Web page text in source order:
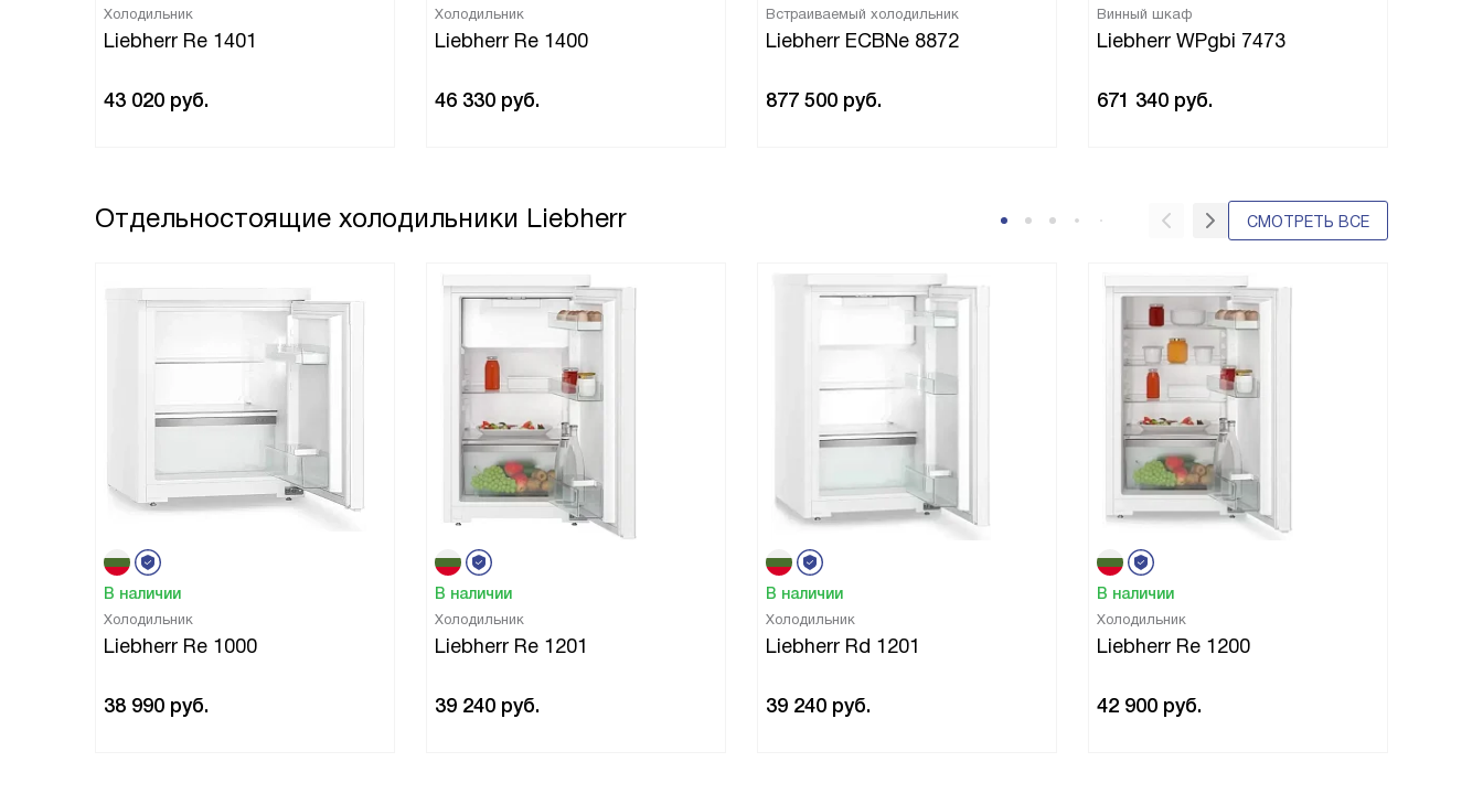
Холодильник
Liebherr Re 1401
43 020 руб.
Холодильник
Liebherr Re 1400
46 330 руб.
Встраиваемый холодильник
Liebherr ECBNe 8872
877 500 руб.
Винный шкаф
Liebherr WPgbi 7473
671 340 руб.
Отдельностоящие холодильники Liebherr
В наличии
Холодильник
Liebherr Re 1000
38 990 руб.
В наличии
Холодильник
Liebherr Re 1201
39 240 руб.
В наличии
Холодильник
Liebherr Rd 1201
39 240 руб.
В наличии
Холодильник
Liebherr Re 1200
42 900 руб.
СМОТРЕТЬ ВСЕ